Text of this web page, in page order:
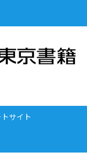
サイト